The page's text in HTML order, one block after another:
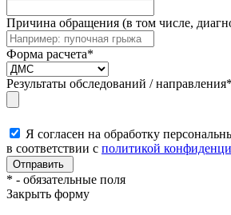
Причина обращения (в том числе,
Форма расчета*
Результаты обследований / направления*
Я согласен на обработку
в соответствии с политикой
* - обязательные поля
Закрыть форму